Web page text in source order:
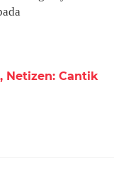
Netizen: Cantik